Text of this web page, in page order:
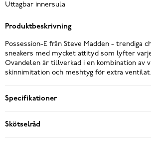
Uttagbar innersula
Produktbeskrivning
Possession-E från Steve Madden - trendiga
sneakers med mycket attityd som lyfter
Ovandelen är tillverkad i en kombination av
skinnimitation och meshtyg för extra
Specifikationer
Skötselråd